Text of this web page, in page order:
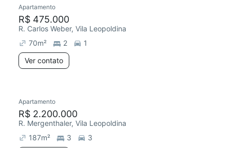
Redecorar
Apartamento
R$ 475.000
R. Carlos Weber, Vila Leopoldina
70m² 2
1
Ver contato
Apartamento
R$ 2.200.000
R. Mergenthaler, Vila Leopoldina
187m² 3
3